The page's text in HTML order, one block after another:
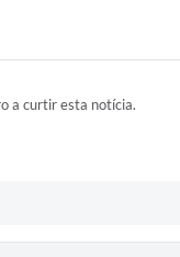
a curtir esta notícia.